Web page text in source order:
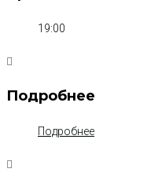
19:00
Подробнее
Подробнее